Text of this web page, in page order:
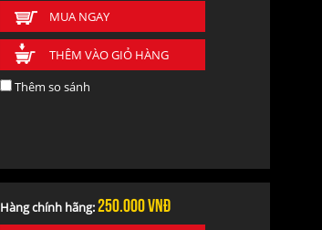
MUA NGAY
THÊM VÀO GIỎ HÀNG
Thêm so sánh
Hàng chính hãng:250.000vnđ